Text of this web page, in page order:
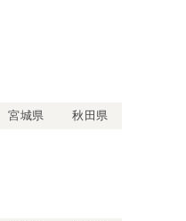
宮城県
秋田県